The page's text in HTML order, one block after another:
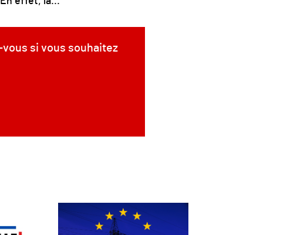
si vous souhaitez